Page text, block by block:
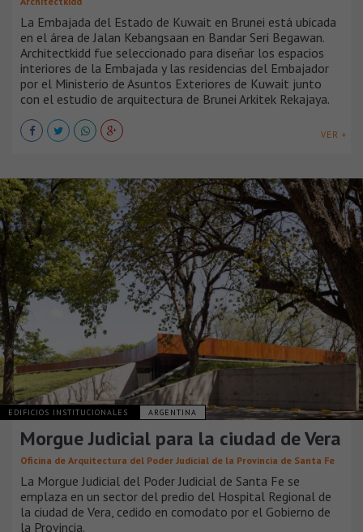
La Embajada del Estado de Kuwait en Brunei está ubicada
en el área de Jalan Kebangsaan en Bandar Seri Begawan.
Architectkidd fue seleccionado para diseñar los espacios
interiores de la Embajada y las residencias del Embajador
por el Ministerio de Asuntos Exteriores de Kuwait junto
con el estudio de arquitectura de Brunei Arkitek Rekajaya.
VER +
EDIFICIOS INSTITUCIONALES ARGENTINA
Morgue Judicial para la ciudad de Vera
Oficina de Arquitectura del Poder Judicial de la Provincia de Santa Fe
La Morgue Judicial del Poder Judicial de Santa Fe se
emplaza en un sector del predio del Hospital Regional de
la ciudad de Vera, cedido en comodato por el Gobierno de
la Provincia.